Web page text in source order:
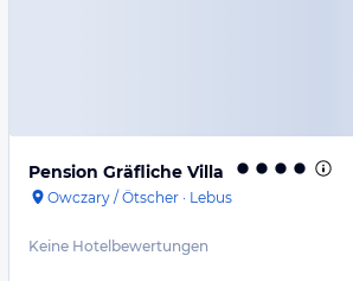
Pension Gräfliche Villa
Owczary / Ötscher · Lebus
Keine Hotelbewertungen